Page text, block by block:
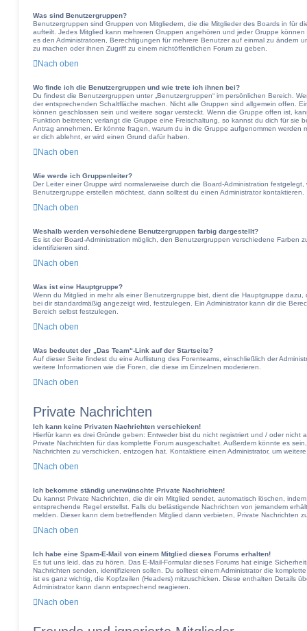
Was sind Benutzergruppen?
Benutzergruppen sind Gruppen von Mitgliedern, die die Mitglieder des Boards in für
aufteilt. Jedes Mitglied kann mehreren Gruppen angehören und jeder Gruppe
es den Administratoren, Berechtigungen für mehrere Benutzer auf einmal zu ändern
zu machen oder ihnen Zugriff zu einem nichtöffentlichen Forum zu geben.
Nach oben
Wo finde ich die Benutzergruppen und wie trete ich ihnen bei?
Du findest die Benutzergruppen unter „Benutzergruppen“ im persönlichen Bereich.
der entsprechenden Schaltfläche machen. Nicht alle Gruppen sind allgemein offen.
können geschlossen sein und weitere sogar versteckt. Wenn die Gruppe offen ist,
Funktion beitreten; verlangt die Gruppe eine Freischaltung, so kannst du dich für sie
Antrag annehmen. Er könnte fragen, warum du in die Gruppe aufgenommen werden
er dich ablehnt, er wird einen Grund dafür haben.
Nach oben
Wie werde ich Gruppenleiter?
Der Leiter einer Gruppe wird normalerweise durch die Board-Administration
Benutzergruppe erstellen möchtest, dann solltest du einen Administrator kontaktieren.
Nach oben
Weshalb werden verschiedene Benutzergruppen farbig dargestellt?
Es ist der Board-Administration möglich, den Benutzergruppen verschiedene Farben
identifizieren sind.
Nach oben
Was ist eine Hauptgruppe?
Wenn du Mitglied in mehr als einer Benutzergruppe bist, dient die Hauptgruppe
bei dir standardmäßig angezeigt wird, festzulegen. Ein Administrator kann dir die
Bereich selbst festzulegen.
Nach oben
Was bedeutet der „Das Team“-Link auf der Startseite?
Auf dieser Seite findest du eine Auflistung des Forenteams, einschließlich der
weitere Informationen wie die Foren, die diese im Einzelnen moderieren.
Nach oben
Private Nachrichten
Ich kann keine Privaten Nachrichten verschicken!
Hierfür kann es drei Gründe geben: Entweder bist du nicht registriert und / oder nicht
Private Nachrichten für das komplette Forum ausgeschaltet. Außerdem könnte es
Nachrichten zu verschicken, entzogen hat. Kontaktiere einen Administrator, um
Nach oben
Ich bekomme ständig unerwünschte Private Nachrichten!
Du kannst Private Nachrichten, die dir ein Mitglied sendet, automatisch löschen,
entsprechende Regel erstellst. Falls du belästigende Nachrichten von jemandem
melden. Dieser kann dem betreffenden Mitglied dann verbieten, Private Nachrichten
Nach oben
Ich habe eine Spam-E-Mail von einem Mitglied dieses Forums erhalten!
Es tut uns leid, das zu hören. Das E-Mail-Formular dieses Forums hat einige
Nachrichten senden, identifizieren sollen. Du solltest einem Administrator die
ist es ganz wichtig, die Kopfzeilen (Headers) mitzuschicken. Diese enthalten Details
Administrator kann dann entsprechend reagieren.
Nach oben